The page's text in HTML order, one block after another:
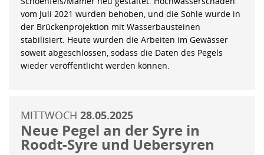
vom Juli 2021 wurden behoben, und die Sohle wurde in
der Brückenprojektion mit Wasserbausteinen
stabilisiert. Heute wurden die Arbeiten im Gewässer
soweit abgeschlossen, sodass die Daten des Pegels
wieder veröffentlicht werden können.
MITTWOCH 28.05.2025
Neue Pegel an der Syre in
Roodt-Syre und Uebersyren